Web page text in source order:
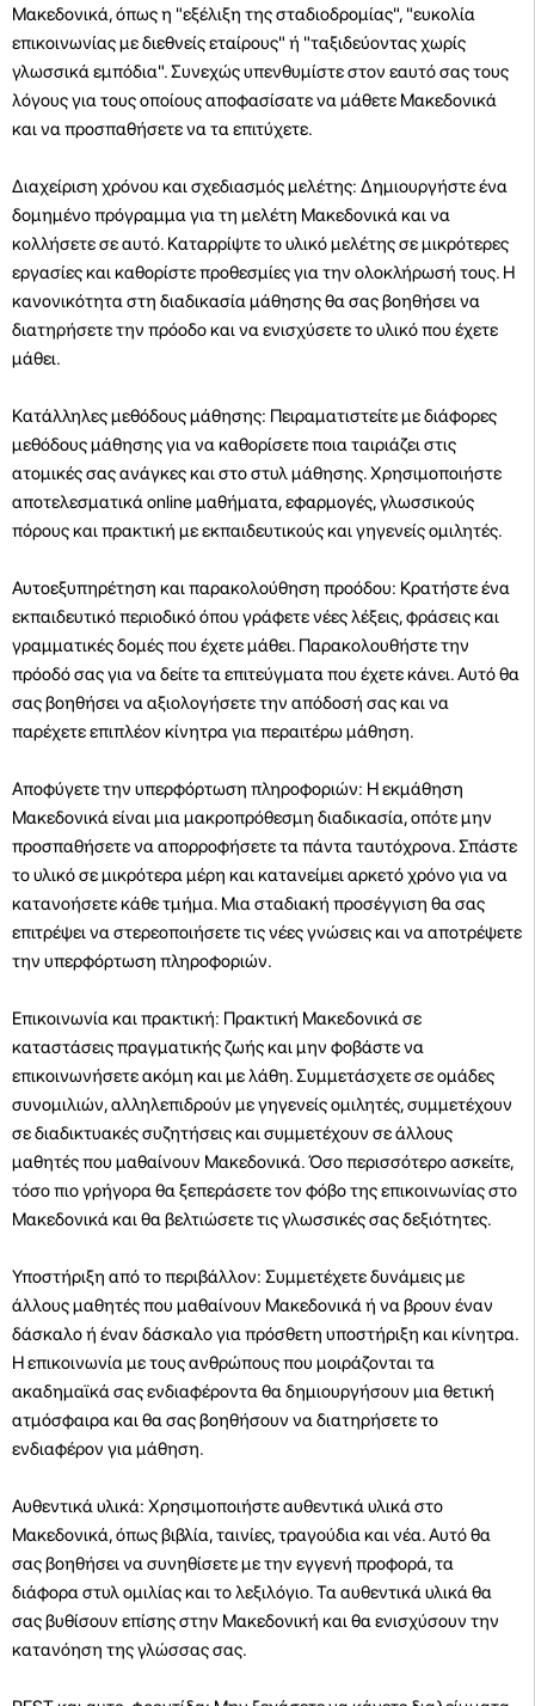
Μακεδονικά, όπως η "εξέλιξη της σταδιοδρομίας", "ευκολία
επικοινωνίας με διεθνείς εταίρους" ή "ταξιδεύοντας χωρίς
γλωσσικά εμπόδια". Συνεχώς υπενθυμίστε στον εαυτό σας τους
λόγους για τους οποίους αποφασίσατε να μάθετε Μακεδονικά
και να προσπαθήσετε να τα επιτύχετε.
Διαχείριση χρόνου και σχεδιασμός μελέτης: Δημιουργήστε ένα
δομημένο πρόγραμμα για τη μελέτη Μακεδονικά και να
κολλήσετε σε αυτό. Καταρρίψτε το υλικό μελέτης σε μικρότερες
εργασίες και καθορίστε προθεσμίες για την ολοκλήρωσή τους. Η
κανονικότητα στη διαδικασία μάθησης θα σας βοηθήσει να
διατηρήσετε την πρόοδο και να ενισχύσετε το υλικό που έχετε
μάθει.
Κατάλληλες μεθόδους μάθησης: Πειραματιστείτε με διάφορες
μεθόδους μάθησης για να καθορίσετε ποια ταιριάζει στις
ατομικές σας ανάγκες και στο στυλ μάθησης. Χρησιμοποιήστε
αποτελεσματικά online μαθήματα, εφαρμογές, γλωσσικούς
πόρους και πρακτική με εκπαιδευτικούς και γηγενείς ομιλητές.
Αυτοεξυπηρέτηση και παρακολούθηση προόδου: Κρατήστε ένα
εκπαιδευτικό περιοδικό όπου γράφετε νέες λέξεις, φράσεις και
γραμματικές δομές που έχετε μάθει. Παρακολουθήστε την
πρόοδό σας για να δείτε τα επιτεύγματα που έχετε κάνει. Αυτό θα
σας βοηθήσει να αξιολογήσετε την απόδοσή σας και να
παρέχετε επιπλέον κίνητρα για περαιτέρω μάθηση.
Αποφύγετε την υπερφόρτωση πληροφοριών: Η εκμάθηση
Μακεδονικά είναι μια μακροπρόθεσμη διαδικασία, οπότε μην
προσπαθήσετε να απορροφήσετε τα πάντα ταυτόχρονα. Σπάστε
το υλικό σε μικρότερα μέρη και κατανείμει αρκετό χρόνο για να
κατανοήσετε κάθε τμήμα. Μια σταδιακή προσέγγιση θα σας
επιτρέψει να στερεοποιήσετε τις νέες γνώσεις και να αποτρέψετε
την υπερφόρτωση πληροφοριών.
Επικοινωνία και πρακτική: Πρακτική Μακεδονικά σε
καταστάσεις πραγματικής ζωής και μην φοβάστε να
επικοινωνήσετε ακόμη και με λάθη. Συμμετάσχετε σε ομάδες
συνομιλιών, αλληλεπιδρούν με γηγενείς ομιλητές, συμμετέχουν
σε διαδικτυακές συζητήσεις και συμμετέχουν σε άλλους
μαθητές που μαθαίνουν Μακεδονικά. Όσο περισσότερο ασκείτε,
τόσο πιο γρήγορα θα ξεπεράσετε τον φόβο της επικοινωνίας στο
Μακεδονικά και θα βελτιώσετε τις γλωσσικές σας δεξιότητες.
Υποστήριξη από το περιβάλλον: Συμμετέχετε δυνάμεις με
άλλους μαθητές που μαθαίνουν Μακεδονικά ή να βρουν έναν
δάσκαλο ή έναν δάσκαλο για πρόσθετη υποστήριξη και κίνητρα.
Η επικοινωνία με τους ανθρώπους που μοιράζονται τα
ακαδημαϊκά σας ενδιαφέροντα θα δημιουργήσουν μια θετική
ατμόσφαιρα και θα σας βοηθήσουν να διατηρήσετε το
ενδιαφέρον για μάθηση.
Αυθεντικά υλικά: Χρησιμοποιήστε αυθεντικά υλικά στο
Μακεδονικά, όπως βιβλία, ταινίες, τραγούδια και νέα. Αυτό θα
σας βοηθήσει να συνηθίσετε με την εγγενή προφορά, τα
διάφορα στυλ ομιλίας και το λεξιλόγιο. Τα αυθεντικά υλικά θα
σας βυθίσουν επίσης στην Μακεδονική και θα ενισχύσουν την
κατανόηση της γλώσσας σας.